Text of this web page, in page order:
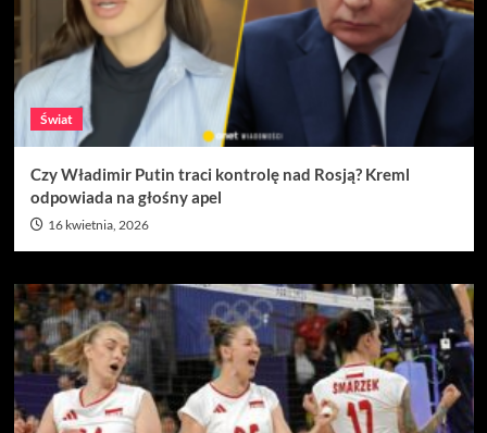
Świat
Czy Władimir Putin traci kontrolę nad Rosją? Kreml
odpowiada na głośny apel
16 kwietnia, 2026